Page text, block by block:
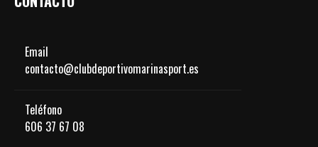
Email
contacto@clubdeportivomarinasport.es
Teléfono
606 37 67 08